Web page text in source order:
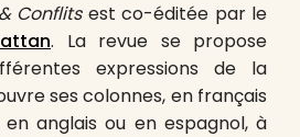
Conflitsest co-éditée par le
. La revue se propose
expressions de la
ses colonnes, en français
anglais ou en espagnol, à